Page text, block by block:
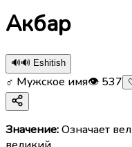
Акбар
🔊🔊 Eshitish
♂ Мужское имя👁 537
Значение:Означает